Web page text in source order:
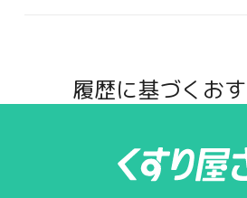
履歴に基づくお